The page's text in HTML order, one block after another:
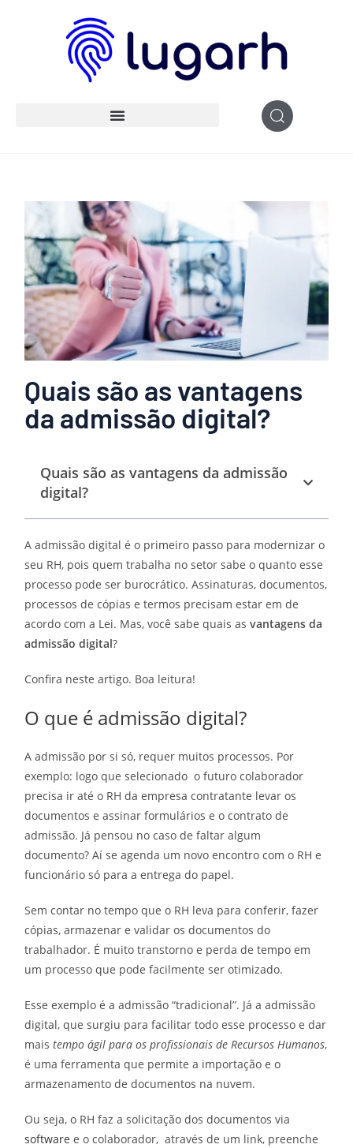
Quais são as vantagens
da admissão digital?
Quais são as vantagens da admissão
digital?
A admissão digital é o primeiro passo para modernizar o
seu RH, pois quem trabalha no setor sabe o quanto esse
processo pode ser burocrático. Assinaturas, documentos,
processos de cópias e termos precisam estar em de
acordo com a Lei. Mas, você sabe quais asvantagens da
admissão digital?
Confira neste artigo. Boa leitura!
O que é admissão digital?
A admissão por si só, requer muitos processos. Por
exemplo: logo que selecionado o futuro colaborador
precisa ir até o RH da empresa contratante levar os
documentos e assinar formulários e o contrato de
admissão. Já pensou no caso de faltar algum
documento? Aí se agenda um novo encontro com o RH e
funcionário só para a entrega do papel.
Sem contar no tempo que o RH leva para conferir, fazer
cópias, armazenar e validar os documentos do
trabalhador. É muito transtorno e perda de tempo em
um processo que pode facilmente ser otimizado.
Esse exemplo é a admissão “tradicional”. Já a admissão
digital, que surgiu para facilitar todo esse processo e dar
maistempo ágil para os profissionais de Recursos Humanos,
é uma ferramenta que permite a importação e o
armazenamento de documentos na nuvem.
Ou seja, o RH faz a solicitação dos documentos via
software e o colaborador, através de um link, preenche